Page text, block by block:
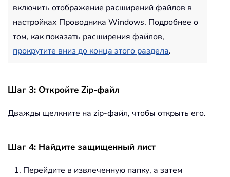
включить отображение расширений файлов в
настройках Проводника Windows. Подробнее о
том, как показать расширения файлов,
прокрутите вниз до конца этого раздела.
Шаг 3: Откройте Zip-файл
Дважды щелкните на zip-файл, чтобы открыть его.
Шаг 4: Найдите защищенный лист
Перейдите в извлеченную папку, а затем